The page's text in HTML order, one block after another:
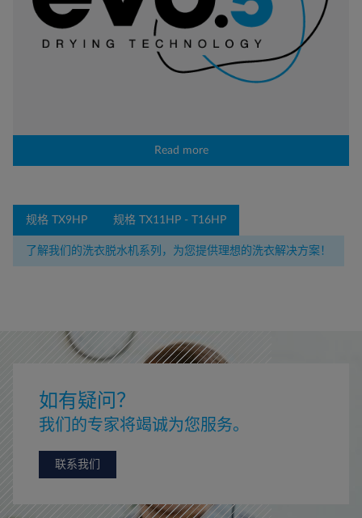
Read more
规格 TX9HP 规格 TX11HP - T16HP
了解我们的洗衣脱水机系列，为您提供理想的洗衣解决方案！
如有疑问？
我们的专家将竭诚为您服务。
联系我们